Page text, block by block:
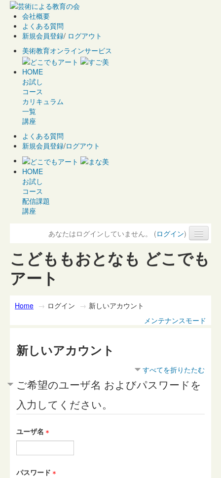
会社概要
よくある質問
新規会員登録/ ログアウト
美術教育オンラインサービス
HOME
お試し
コース
カリキュラム
一覧
講座
よくある質問
新規会員登録/ログアウト
HOME
お試し
コース
配信課題
講座
あなたはログインしていません。 (ログイン)
こどももおとなも どこでも
アート
Home → ログイン → 新しいアカウント
メンテナンスモード
新しいアカウント
すべてを折りたたむ
ご希望のユーザ名 およびパスワードを
入力してください。
ユーザ名
パスワード